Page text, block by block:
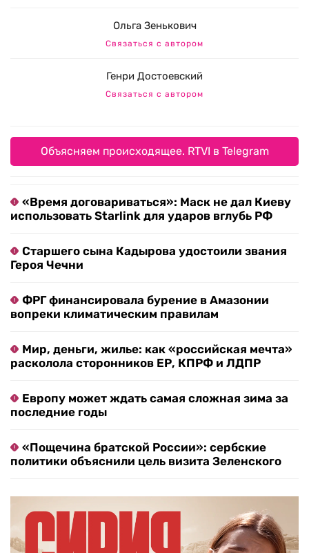
Ольга Зенькович
Связаться с автором
Генри Достоевский
Связаться с автором
Объясняем происходящее. RTVI в Telegram
«Время договариваться»: Маск не дал Киеву
использовать Starlink для ударов вглубь РФ
Старшего сына Кадырова удостоили звания
Героя Чечни
ФРГ финансировала бурение в Амазонии
вопреки климатическим правилам
Мир, деньги, жилье: как «российская мечта»
расколола сторонников ЕР, КПРФ и ЛДПР
Европу может ждать самая сложная зима за
последние годы
«Пощечина братской России»: сербские
политики объяснили цель визита Зеленского